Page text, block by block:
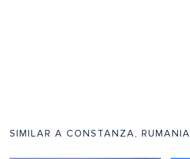
SIMILAR A CONSTANZA, RUMANIA